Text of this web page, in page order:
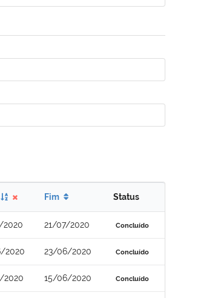
Fim Status
21/07/2020 Concluído
2020 23/06/2020 Concluído
2020 15/06/2020 Concluído